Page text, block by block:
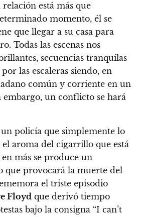
está más que
momento, él se
que llegar a su casa para
Todas las escenas nos
secuencias tranquilas
las escaleras siendo, en
común y corriente en un
embargo, un conflicto se hará
un policía que simplemente lo
el aroma del cigarrillo que está
más se produce un
que provocará la muerte del
el triste episodio
Floyd que derivó tiempo
bajo la consigna “I can’t